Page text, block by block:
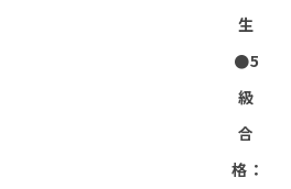
生
●5
級
合
格：